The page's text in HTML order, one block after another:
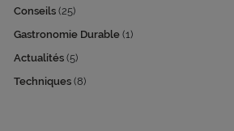
Conseils (25)
Gastronomie Durable (1)
Actualités (5)
Techniques (8)